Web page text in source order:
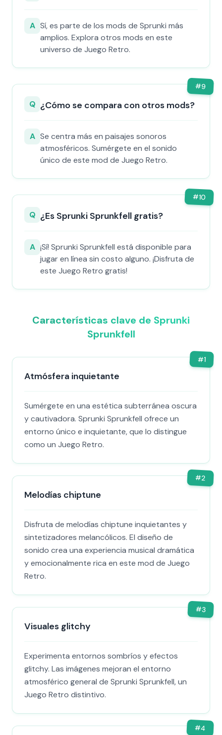
A Sí, es parte de los mods de Sprunki más
amplios. Explora otros mods en este
universo de Juego Retro.
#9
Q ¿Cómo se compara con otros mods?
A Se centra más en paisajes sonoros
atmosféricos. Sumérgete en el sonido
único de este mod de Juego Retro.
#10
Q ¿Es Sprunki Sprunkfell gratis?
A ¡Sí! Sprunki Sprunkfell está disponible para
jugar en línea sin costo alguno. ¡Disfruta de
este Juego Retro gratis!
Características clave de Sprunki
Sprunkfell
#1
Atmósfera inquietante
Sumérgete en una estética subterránea oscura
y cautivadora. Sprunki Sprunkfell ofrece un
entorno único e inquietante, que lo distingue
como un Juego Retro.
#2
Melodías chiptune
Disfruta de melodías chiptune inquietantes y
sintetizadores melancólicos. El diseño de
sonido crea una experiencia musical dramática
y emocionalmente rica en este mod de Juego
Retro.
#3
Visuales glitchy
Experimenta entornos sombríos y efectos
glitchy. Las imágenes mejoran el entorno
atmosférico general de Sprunki Sprunkfell, un
Juego Retro distintivo.
#4